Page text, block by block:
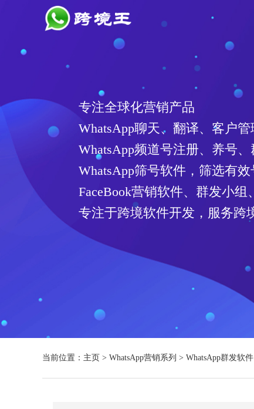
专注全球化营销产品
WhatsApp聊天、翻译、客户
WhatsApp频道号注册、养号
WhatsApp筛号软件，筛选有
FaceBook营销软件、群发小组
专注于跨境软件开发，服务跨
当前位置： 主页 > WhatsApp营销系列 > WhatsApp群发软件